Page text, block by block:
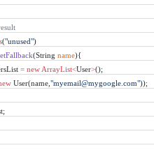
("unused")
(String name){
= new ArrayList<User>();
User(name, "myemail@mygoogle.com"));